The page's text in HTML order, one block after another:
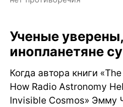
Ученые
инопланетяне
Когда автора книги
How Radio Astronomy
Invisible Cosmos» Эмму